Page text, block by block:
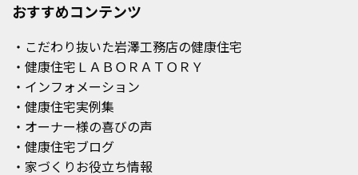
おすすめコンテンツ
・こだわり抜いた岩澤工務店の健康住宅
・健康住宅ＬＡＢＯＲＡＴＯＲＹ
・インフォメーション
・健康住宅実例集
・オーナー様の喜びの声
・健康住宅ブログ
・家づくりお役立ち情報